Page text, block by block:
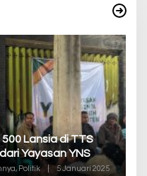
Lansia di TTS
Yayasan YNS
Politik 5 Januari 2025